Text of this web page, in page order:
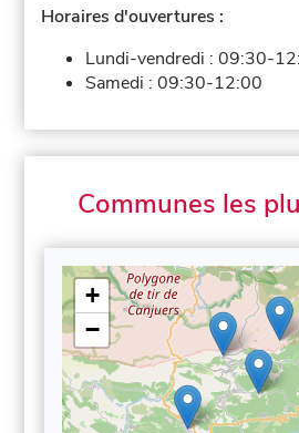
Horaires d'ouvertures :
Lundi-vendredi :09:30-
Samedi :09:30-12:00
Communes les
+
−